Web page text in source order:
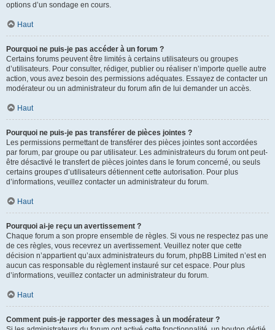
options d’un sondage en cours.
Haut
Pourquoi ne puis-je pas accéder à un forum ?
Certains forums peuvent être limités à certains utilisateurs ou groupes
d’utilisateurs. Pour consulter, rédiger, publier ou réaliser n’importe quelle autre
action, vous avez besoin des permissions adéquates. Essayez de contacter un
modérateur ou un administrateur du forum afin de lui demander un accès.
Haut
Pourquoi ne puis-je pas transférer de pièces jointes ?
Les permissions permettant de transférer des pièces jointes sont accordées
par forum, par groupe ou par utilisateur. Les administrateurs du forum ont peut-
être désactivé le transfert de pièces jointes dans le forum concerné, ou seuls
certains groupes d’utilisateurs détiennent cette autorisation. Pour plus
d’informations, veuillez contacter un administrateur du forum.
Haut
Pourquoi ai-je reçu un avertissement ?
Chaque forum a son propre ensemble de règles. Si vous ne respectez pas une
de ces règles, vous recevrez un avertissement. Veuillez noter que cette
décision n’appartient qu’aux administrateurs du forum, phpBB Limited n’est en
aucun cas responsable du règlement instauré sur cet espace. Pour plus
d’informations, veuillez contacter un administrateur du forum.
Haut
Comment puis-je rapporter des messages à un modérateur ?